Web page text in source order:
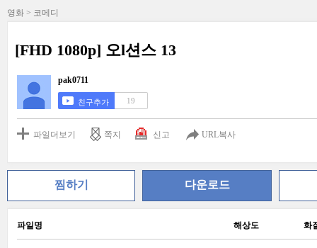
영화 > 코메디
[FHD 1080p] 오l션스 13
pak0711
친구추가 19
파일더보기 쪽지 신고 URL복사
찜하기 다운로드
파일명 해상도 화